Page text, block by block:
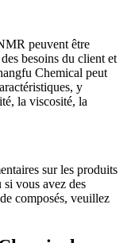
peuvent être
besoins du client et
Chemical peut
y
la viscosité, la
sur les produits
vous avez des
composés, veuillez